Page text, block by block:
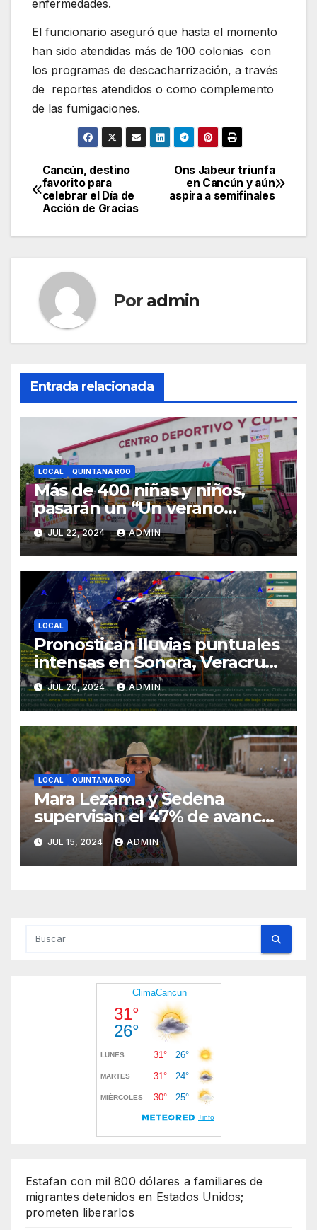
enfermedades.
El funcionario aseguró que hasta el momento
han sido atendidas más de 100 colonias con
los programas de descacharrización, a través
de reportes atendidos o como complemento
de las fumigaciones.
Navegación
de
entradas
Ons Jabeur triunfa
en Cancún y aún
aspira a semifinales
Cancún, destino
favorito para
celebrar el Día de
Acción de Gracias
Por admin
Entrada relacionada
LOCAL QUINTANA ROO
Más de 400 niñas y niños,
pasarán un “Un verano
DIFerente” en Chetumal:
Mara Lezama
JUL 22, 2024 ADMIN
LOCAL
Pronostican lluvias puntuales
intensas en Sonora, Veracruz,
Oaxaca, Chiapas y Tabasco
JUL 20, 2024 ADMIN
LOCAL QUINTANA ROO
Mara Lezama y Sedena
supervisan el 47% de avance
de la obra “Puerta al Mar” en
Felipe Carrillo Puerto
JUL 15, 2024 ADMIN
Estafan con mil 800 dólares a familiares de
migrantes detenidos en Estados Unidos;
prometen liberarlos